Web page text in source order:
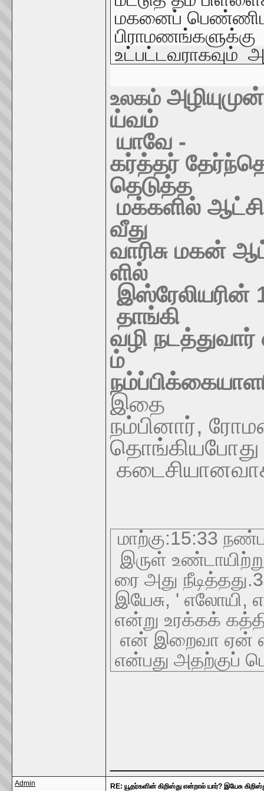
மகனைப்
பிராமணங்களுக்கு
உட்பட்டவராகவும்
உலகம் அழியுமுன்
ய்வம்
யாவே -
கர்த்தர்
தெடுத்த
மக்களில் ஆட்சி
வீது
வாரிசு மகன்
ளில்
இஸ்ரேலியரின்
தாங்கி
வழி நடத்துவார்
ம்
இதை
நம்பினார்,
தொங்கியபோது
கடைசியான
மாற்கு:15:33
இருள்
ரை அது நீடித்தது
இயேசு, 'எலோயி,
என்று உரக்கக்
என் இறைவா ஏன்
என்பதுஅதற்குப்
Admin RE: யூதர்களின் கிறிஸ்து என்றால் யார்? இயேசு